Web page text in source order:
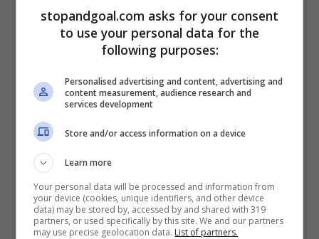
L’ultimo giovane talento messosi in mostra
nella Juventus è senza dubbioNicolò
. Terzino destro classe 2003,
prodotto del vivaio bianconero e subito
pronto a dare una mano in prima squadra.
Lanciato da Motta già nella prima di
campionato contro il Como, dopo
l’infortunio di Weah, è stato confermato in
casa dell’ Hellas, dove ha realizzato anche
il suo primo gol in carriera.
stopandgoal.com asks for your consent
to use your personal data for the
following purposes:
Personalised advertising and content, advertising and
content measurement, audience research and
services development
Store and/or access information on a device
Learn more
Your personal data will be processed and information from
your device (cookies, unique identifiers, and other device
data) may be stored by, accessed by and shared with 319
partners, or used specifically by this site. We and our partners
may use precise geolocation data. List of partners.